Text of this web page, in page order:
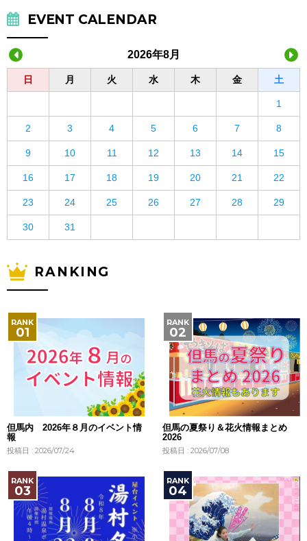
EVENT CALENDAR
2026年8月
日 月 火 水 木 金 土
1
2 3 4 5 6 7 8
9 10 11 12 13 14 15
16 17 18 19 20 21 22
23 24 25 26 27 28 29
30 31
RANKING
但馬内 2026年８月のイベント情
報
投稿日 : 2026/07/24
但馬の夏祭り＆花火情報まとめ
2026
投稿日 : 2026/07/08